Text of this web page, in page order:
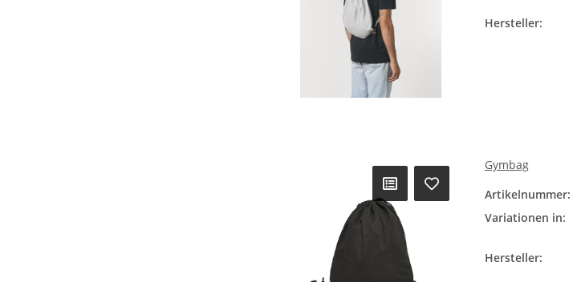
Hersteller:
Gymbag
Artikelnummer:
Variationen in:
Hersteller: